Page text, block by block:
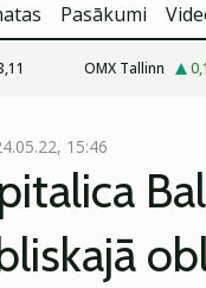
Pasākumi
OMX Tallinn
15:46